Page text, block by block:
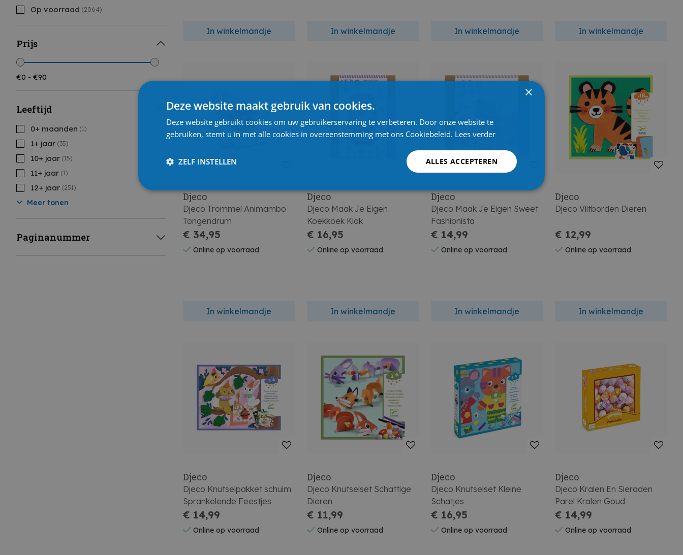
Op voorraad (2064)
Prijs
Leeftijd
0+ maanden (1)
1+ jaar (35)
10+ jaar (15)
11+ jaar (1)
12+ jaar (251)
Meer tonen
Paginanummer
In winkelmandje In winkelmandje In winkelmandje In winkelmandje
Djeco
Djeco Trommel Animambo
Tongendrum
€ 34,95
Online op voorraad
In winkelmandje
Djeco
Djeco Maak Je Eigen
Koekkoek Klok
€ 16,95
Online op voorraad
In winkelmandje
Djeco
Djeco Maak Je Eigen Sweet
Fashionista
€ 14,99
Online op voorraad
In winkelmandje
Djeco
Djeco Viltborden Dieren
€ 12,99
Online op voorraad
In winkelmandje
Djeco
Djeco Knutselpakket schuim
Sprankelende Feestjes
€ 14,99
Online op voorraad
Djeco
Djeco Knutselset Schattige
Dieren
€ 11,99
Online op voorraad
Djeco
Djeco Knutselset Kleine
Schatjes
€ 16,95
Online op voorraad
Djeco
Djeco Kralen En Sieraden
Parel Kralen Goud
€ 14,99
Online op voorraad
×
Deze website maakt gebruik van cookies.
Deze website gebruikt cookies om uw gebruikerservaring te verbeteren. Door onze website te
gebruiken, stemt u in met alle cookies in overeenstemming met ons Cookiebeleid. Lees verder
ALLES ACCEPTEREN
ZELF INSTELLEN